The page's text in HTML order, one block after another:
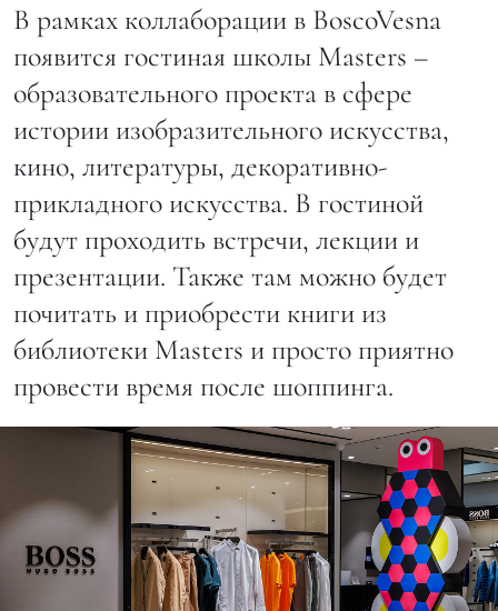
В рамках коллаборации в BoscoVesna
появится гостиная школы Masters –
образовательного проекта в сфере
истории изобразительного искусства,
кино, литературы, декоративно-
прикладного искусства. В гостиной
будут проходить встречи, лекции и
презентации. Также там можно будет
почитать и приобрести книги из
библиотеки Masters и просто приятно
провести время после шоппинга.